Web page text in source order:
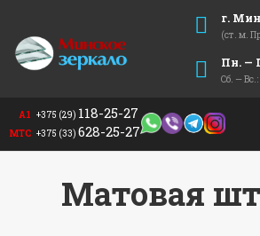
г.
(ст. м.
Пн. —
Сб. —
А1 +375 (29) 118-25-27
МТС +375 (33) 628-25-27
Матовая